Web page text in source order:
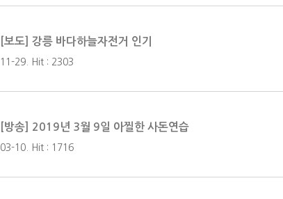
[보도] 강릉 바다하늘자전거 인기
11-29. Hit : 2303
[방송] 2019년 3월 9일 아찔한 사돈연습
03-10. Hit : 1716